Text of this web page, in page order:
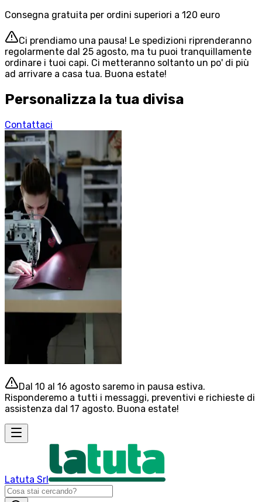
Consegna gratuita per ordini superiori a 120 euro
Ci prendiamo una pausa! Le spedizioni riprenderanno
regolarmente dal 25 agosto, ma tu puoi tranquillamente
ordinare i tuoi capi. Ci metteranno soltanto un po' di più
ad arrivare a casa tua. Buona estate!
Personalizza la tua divisa
Contattaci
Dal 10 al 16 agosto saremo in pausa estiva.
Risponderemo a tutti i messaggi, preventivi e richieste di
assistenza dal 17 agosto. Buona estate!
Latuta Srl